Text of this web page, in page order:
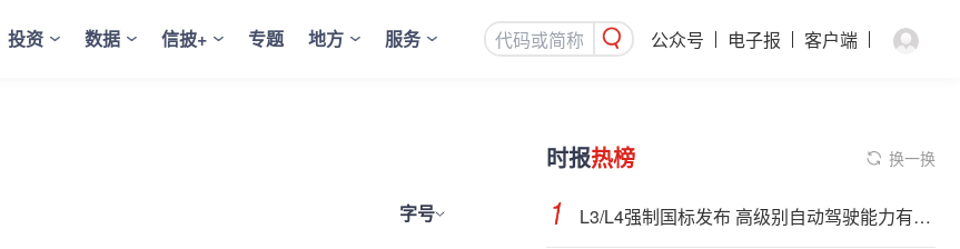
投资 数据 信披+ 专题 地方 服务 公众号 电子报 客户端
字号
时报热榜 换一换
L3/L4强制国标发布 高级别自动驾驶能力有望看齐“老司机”